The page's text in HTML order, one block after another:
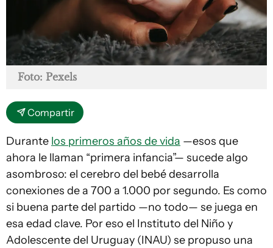
Foto: Pexels
Compartir
Durante los primeros años de vida —esos que
ahora le llaman “primera infancia”— sucede algo
asombroso: el cerebro del bebé desarrolla
conexiones de a 700 a 1.000 por segundo. Es como
si buena parte del partido —no todo— se juega en
esa edad clave. Por eso el Instituto del Niño y
Adolescente del Uruguay (INAU) se propuso una